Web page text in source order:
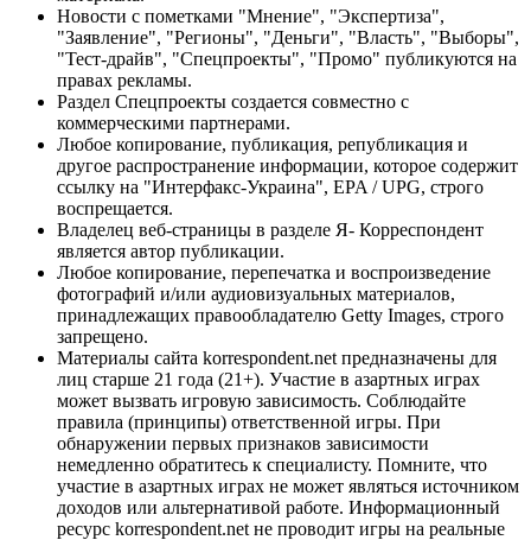
Новости с пометками "Мнение", "Экспертиза",
"Заявление", "Регионы", "Деньги", "Власть", "Выборы",
"Тест-драйв", "Спецпроекты", "Промо" публикуются на
правах рекламы.
Раздел Спецпроекты создается совместно с
коммерческими партнерами.
Любое копирование, публикация, републикация и
другое распространение информации, которое содержит
ссылку на "Интерфакс-Украина", EPA / UPG, строго
воспрещается.
Владелец веб-страницы в разделе Я- Корреспондент
является автор публикации.
Любое копирование, перепечатка и воспроизведение
фотографий и/или аудиовизуальных материалов,
принадлежащих правообладателю Getty Images, строго
запрещено.
Материалы сайта korrespondent.net предназначены для
лиц старше 21 года (21+). Участие в азартных играх
может вызвать игровую зависимость. Соблюдайте
правила (принципы) ответственной игры. При
обнаружении первых признаков зависимости
немедленно обратитесь к специалисту. Помните, что
участие в азартных играх не может являться источником
доходов или альтернативой работе. Информационный
ресурс korrespondent.net не проводит игры на реальные